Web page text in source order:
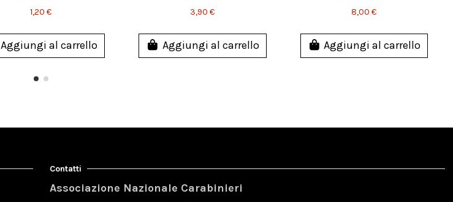
1,20 €
Aggiungi al carrello
3,90 €
Aggiungi al carrello
8,00 €
Aggiungi al carrello
Contatti
Associazione Nazionale Carabinieri